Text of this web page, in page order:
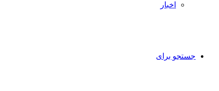
اخبار
جستجو برای